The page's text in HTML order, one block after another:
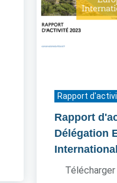
Rapport
Rapport
Délégation